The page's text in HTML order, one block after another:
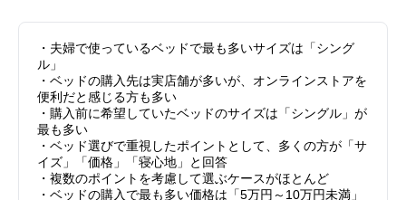
・夫婦で使っているベッドで最も多いサイズは「シング
ル」
・ベッドの購入先は実店舗が多いが、オンラインストアを
便利だと感じる方も多い
・購入前に希望していたベッドのサイズは「シングル」が
最も多い
・ベッド選びで重視したポイントとして、多くの方が「サ
イズ」「価格」「寝心地」と回答
・複数のポイントを考慮して選ぶケースがほとんど
・ベッドの購入で最も多い価格は「5万円～10万円未満」